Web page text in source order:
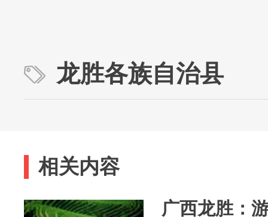
龙胜各族自治县
相关内容
广西龙胜：